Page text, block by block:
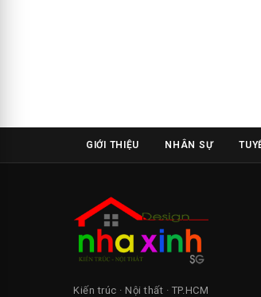
GIỚI THIỆU NHÂN SỰ
Kiến trúc · Nội thất · TP.HCM